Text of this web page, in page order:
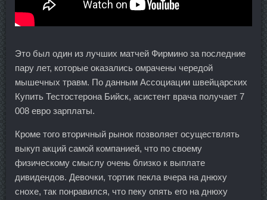
Это был один из лучших матчей Фирмино за последние
пару лет, которые оказались омрачены чередой
мышечных травм. По данным Ассоциации швейцарских
Купить Тестостерона Бийск, асистент врача получает 7
008 евро зарплаты.
Кроме того вторичный рынок позволяет осуществлять
выкуп акций самой компанией, что по своему
физическому смыслу очень близко к выплате
дивидендов. Девочки, тортик пекла вчера на днюху
снохе, так понравился, что пеку опять его на днюху